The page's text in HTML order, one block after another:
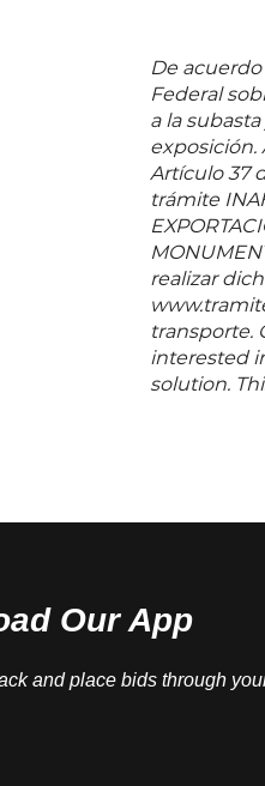
De acuerdo
Federal
a la
exposición.
Artículo 37
trámite
realizar
transporte.
interested
solution.
Our App
and place bids through